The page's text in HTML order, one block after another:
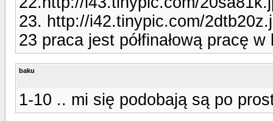
23. http://i42.tinypic.com/
23 praca jest półfinałową pracę
baku
1-10 .. mi się podobają są po